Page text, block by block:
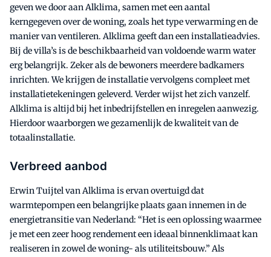
geven we door aan Alklima, samen met een aantal
kerngegeven over de woning, zoals het type verwarming en de
manier van ventileren. Alklima geeft dan een installatieadvies.
Bij de villa’s is de beschikbaarheid van voldoende warm water
erg belangrijk. Zeker als de bewoners meerdere badkamers
inrichten. We krijgen de installatie vervolgens compleet met
installatietekeningen geleverd. Verder wijst het zich vanzelf.
Alklima is altijd bij het inbedrijfstellen en inregelen aanwezig.
Hierdoor waarborgen we gezamenlijk de kwaliteit van de
totaalinstallatie.
Verbreed aanbod
Erwin Tuijtel van Alklima is ervan overtuigd dat
warmtepompen een belangrijke plaats gaan innemen in de
energietransitie van Nederland: “Het is een oplossing waarmee
je met een zeer hoog rendement een ideaal binnenklimaat kan
realiseren in zowel de woning- als utiliteitsbouw.” Als